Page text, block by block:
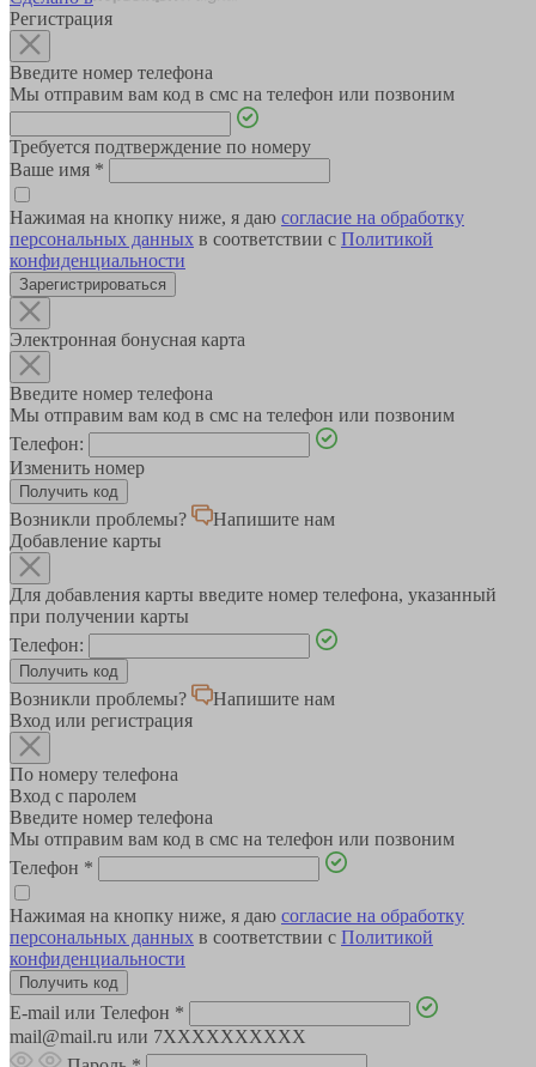
Регистрация
Введите номер телефона
Мы отправим вам код в смс на телефон или позвоним
Требуется подтверждение по номеру
Ваше имя *
Нажимая на кнопку ниже, я даю согласие на обработку
персональных данных в соответствии с Политикой
конфиденциальности
Зарегистрироваться
Электронная бонусная карта
Введите номер телефона
Мы отправим вам код в смс на телефон или позвоним
Телефон:
Изменить номер
Возникли проблемы?
Напишите нам
Добавление карты
Для добавления карты введите номер телефона, указанный
при получении карты
Телефон:
Возникли проблемы?
Напишите нам
Вход или регистрация
По номеру телефона
Вход с паролем
Введите номер телефона
Мы отправим вам код в смс на телефон или позвоним
Телефон *
Нажимая на кнопку ниже, я даю согласие на обработку
персональных данных в соответствии с Политикой
конфиденциальности
E-mail или Телефон *
mail@mail.ru или 7XXXXXXXXXX